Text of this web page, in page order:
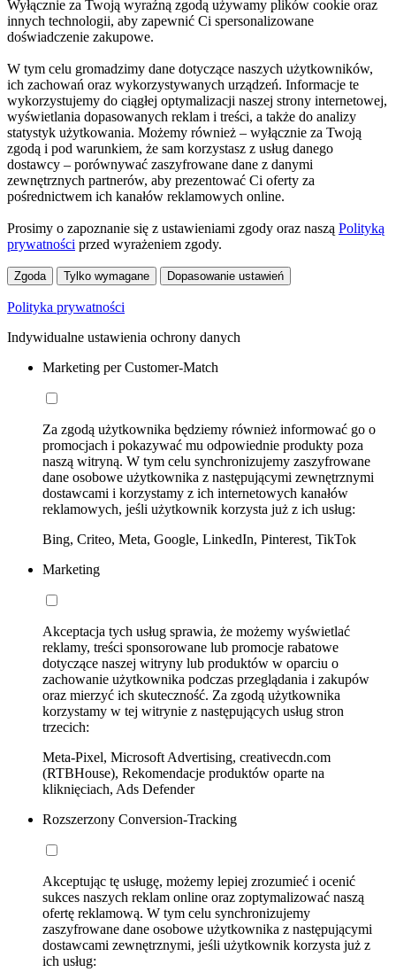
Wyłącznie za Twoją wyraźną zgodą używamy plików cookie oraz
innych technologii, aby zapewnić Ci spersonalizowane
doświadczenie zakupowe.
W tym celu gromadzimy dane dotyczące naszych użytkowników,
ich zachowań oraz wykorzystywanych urządzeń. Informacje te
wykorzystujemy do ciągłej optymalizacji naszej strony internetowej,
wyświetlania dopasowanych reklam i treści, a także do analizy
statystyk użytkowania. Możemy również – wyłącznie za Twoją
zgodą i pod warunkiem, że sam korzystasz z usług danego
dostawcy – porównywać zaszyfrowane dane z danymi
zewnętrznych partnerów, aby prezentować Ci oferty za
pośrednictwem ich kanałów reklamowych online.
Prosimy o zapoznanie się z ustawieniami zgody oraz naszą Polityką
prywatności przed wyrażeniem zgody.
Zgoda Tylko wymagane Dopasowanie ustawień
Polityka prywatności
Indywidualne ustawienia ochrony danych
Marketing per Customer-Match
Za zgodą użytkownika będziemy również informować go o
promocjach i pokazywać mu odpowiednie produkty poza
naszą witryną. W tym celu synchronizujemy zaszyfrowane
dane osobowe użytkownika z następującymi zewnętrznymi
dostawcami i korzystamy z ich internetowych kanałów
reklamowych, jeśli użytkownik korzysta już z ich usług:
Bing, Criteo, Meta, Google, LinkedIn, Pinterest, TikTok
Marketing
Akceptacja tych usług sprawia, że możemy wyświetlać
reklamy, treści sponsorowane lub promocje rabatowe
dotyczące naszej witryny lub produktów w oparciu o
zachowanie użytkownika podczas przeglądania i zakupów
oraz mierzyć ich skuteczność. Za zgodą użytkownika
korzystamy w tej witrynie z następujących usług stron
trzecich:
Meta-Pixel, Microsoft Advertising, creativecdn.com
(RTBHouse), Rekomendacje produktów oparte na
kliknięciach, Ads Defender
Rozszerzony Conversion-Tracking
Akceptując tę usługę, możemy lepiej zrozumieć i ocenić
sukces naszych reklam online oraz zoptymalizować naszą
ofertę reklamową. W tym celu synchronizujemy
zaszyfrowane dane osobowe użytkownika z następującymi
dostawcami zewnętrznymi, jeśli użytkownik korzysta już z
ich usług: